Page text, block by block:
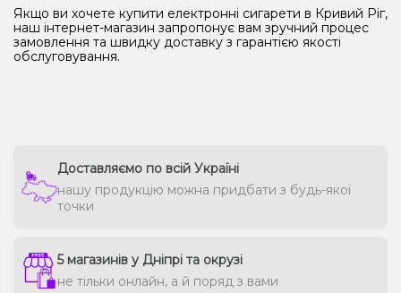
Якщо ви хочете купити електронні сигарети в Кривий Ріг,
наш інтернет-магазин запропонує вам зручний процес
замовлення та швидку доставку з гарантією якості
обслуговування.
Доставляємо по всій Україні
нашу продукцію можна придбати з будь-якої
точки
5 магазинів у Дніпрі та окрузі
не тільки онлайн, а й поряд з вами